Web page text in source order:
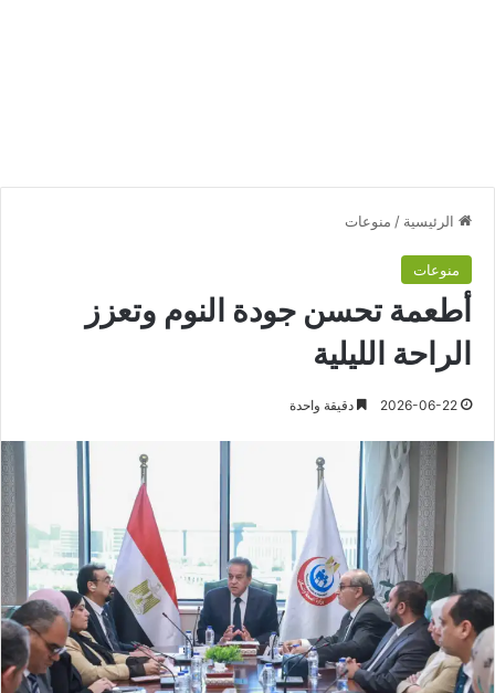
الرئيسية / منوعات
منوعات
أطعمة تحسن جودة النوم وتعزز
الراحة الليلية
2026-06-22 دقيقة واحدة